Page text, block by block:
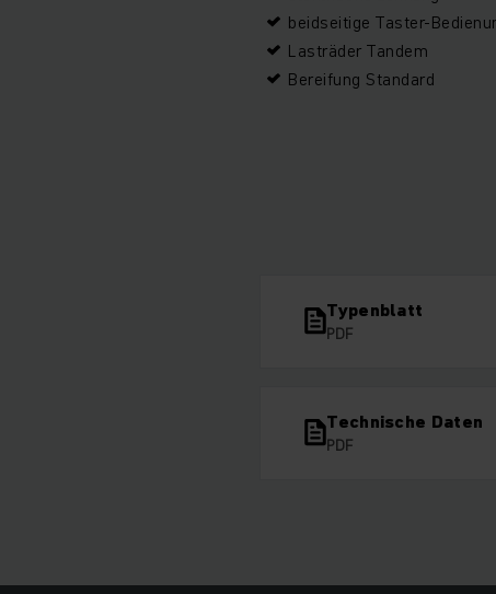
beidseitige Taster-
Lasträder Tandem
Bereifung Standard
Typenblatt
PDF
Technische Daten
PDF